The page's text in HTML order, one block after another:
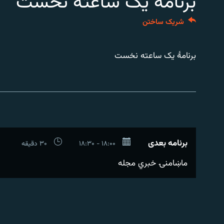
شریک ساختن
برنامۀ یک ساعته نخست
برنامه بعدی ۱۸:۰۰ - ۱۸:۳۰ ۳۰ دقیقه
ماښامنۍ خبري مجله